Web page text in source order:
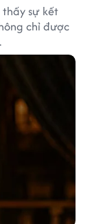
thấy sự kết
chỉ được